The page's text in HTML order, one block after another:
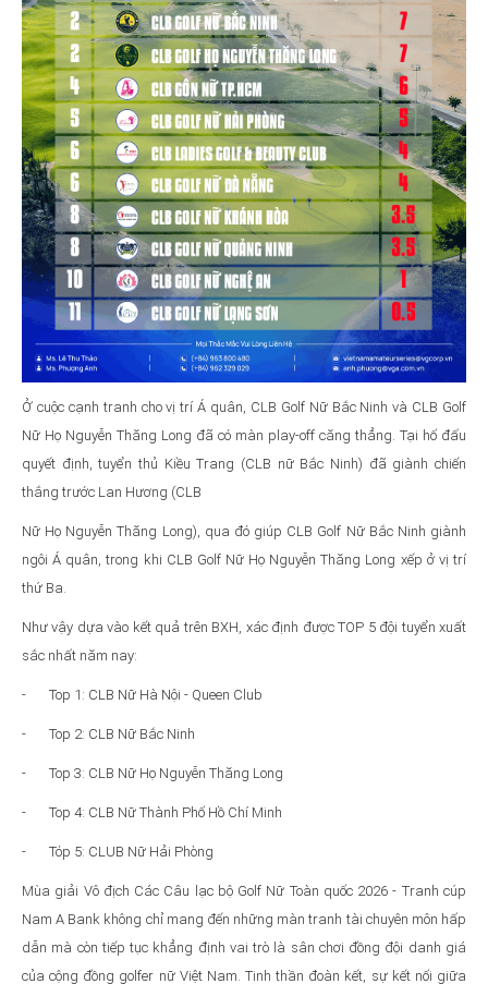
Ở cuộc cạnh tranh cho vị trí Á quân, CLB Golf Nữ Bắc Ninh và CLB Golf
Nữ Họ Nguyễn Thăng Long đã có màn play-off căng thẳng. Tại hố đấu
quyết định, tuyển thủ Kiều Trang (CLB nữ Bắc Ninh) đã giành chiến
thắng trước Lan Hương (CLB
Nữ Họ Nguyễn Thăng Long), qua đó giúp CLB Golf Nữ Bắc Ninh giành
ngôi Á quân, trong khi CLB Golf Nữ Họ Nguyễn Thăng Long xếp ở vị trí
thứ Ba.
Như vậy dựa vào kết quả trên BXH, xác định được TOP 5 đội tuyển xuất
sắc nhất năm nay:
- Top 1: CLB Nữ Hà Nội - Queen Club
- Top 2: CLB Nữ Bắc Ninh
- Top 3: CLB Nữ Họ Nguyễn Thăng Long
- Top 4: CLB Nữ Thành Phố Hồ Chí Minh
- Tóp 5: CLUB Nữ Hải Phòng
Mùa giải Vô địch Các Câu lạc bộ Golf Nữ Toàn quốc 2026 - Tranh cúp
Nam A Bank không chỉ mang đến những màn tranh tài chuyên môn hấp
dẫn mà còn tiếp tục khẳng định vai trò là sân chơi đồng đội danh giá
của cộng đồng golfer nữ Việt Nam. Tinh thần đoàn kết, sự kết nối giữa